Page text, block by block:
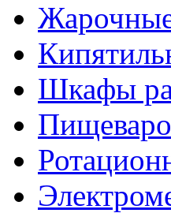
Шкафы